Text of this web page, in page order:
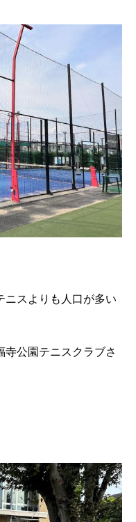
ニスよりも人口が多い
公園テニスクラブさ